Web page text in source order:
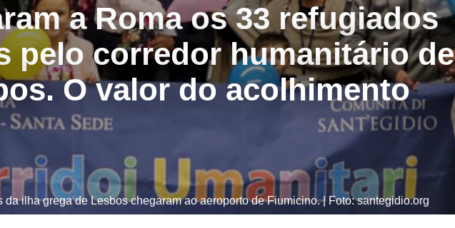
a Roma os 33 refugiados
pelo corredor humanitário de
O valor do acolhimento
da ilha grega de Lesbos chegaram ao aeroporto de Fiumicino. | Foto: santegidio.org